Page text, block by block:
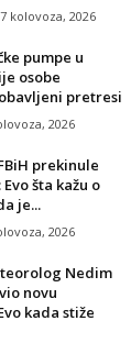
7 kolovoza, 2026
pumpe u
osobe
pretresi
2026
prekinule
šta kažu o
je...
2026
Nedim
novu
kada stiže